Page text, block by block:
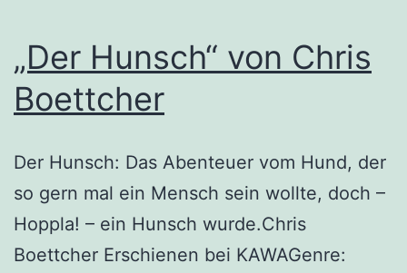
„Der Hunsch“ von Chris
Boettcher
Der Hunsch: Das Abenteuer vom Hund, der
so gern mal ein Mensch sein wollte, doch –
Hoppla! – ein Hunsch wurde.Chris
Boettcher Erschienen bei KAWAGenre: